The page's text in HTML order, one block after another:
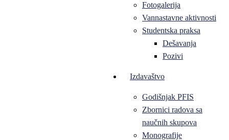
Fotogalerija
Vannastavne aktivnosti
Studentska praksa
Dešavanja
Pozivi
Izdavaštvo
Godišnjak PFIS
Zbornici radova sa
naučnih skupova
Monografije